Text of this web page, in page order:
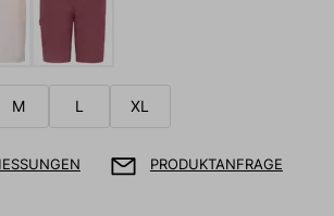
M L XL
PRODUKTANFRAGE